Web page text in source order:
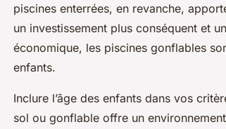
piscines enterrées, en revanche,
un investissement plus conséquent et
économique, les piscines gonflables
enfants.
Inclure l’âge des enfants dans vos
sol ou gonflable offre un